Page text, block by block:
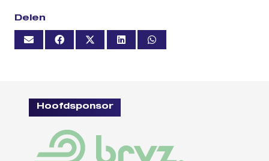
Delen
Hoofdsponsor